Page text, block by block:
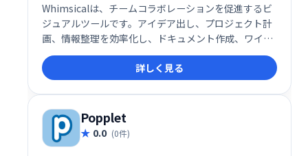
Whimsicalは、チームコラボレーションを促進するビ
ジュアルツールです。アイデア出し、プロジェクト計
画、情報整理を効率化し、ドキュメント作成、ワイヤ
ーフレーム、フローチャート、マインドマップなどを
一つのプラットフォームで実現します。直感的なイン
ターフェースで、チームメンバーとスムーズに連携
し、ビジュアル思考を促進します。複雑な情報を分か
りやすく整理し、生産性向上に貢献します。
詳しく見る
Popplet
0.0 (0件)